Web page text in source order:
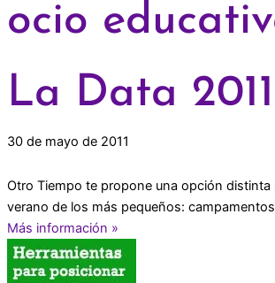
ocio
La Data 2011
30 de mayo de 2011
Otro Tiempo te propone una opción distinta
verano de los más pequeños:
Más información »